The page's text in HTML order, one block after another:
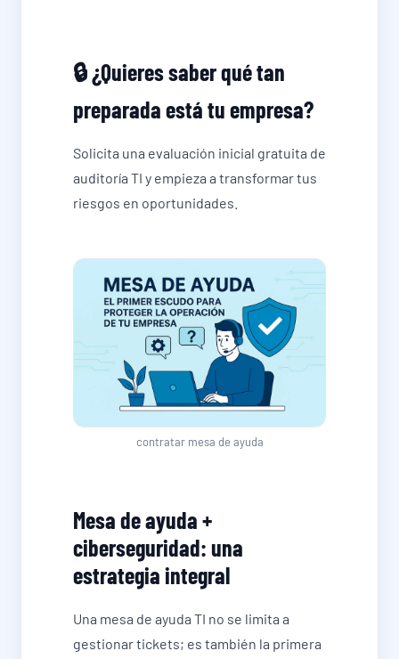
🔒 ¿Quieres saber qué tan
preparada está tu empresa?
Solicita una evaluación inicial gratuita de
auditoría TI y empieza a transformar tus
riesgos en oportunidades.
contratar mesa de ayuda
Mesa de ayuda +
ciberseguridad: una
estrategia integral
Una mesa de ayuda TI no se limita a
gestionar tickets; es también la primera